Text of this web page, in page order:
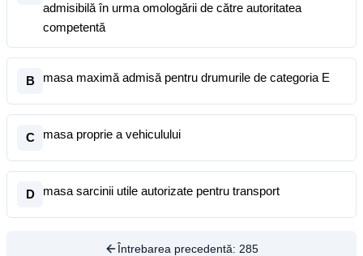
admisibilă în urma omologării de către autoritatea
competentă
B masa maximă admisă pentru drumurile de categoria E
C masa proprie a vehiculului
D masa sarcinii utile autorizate pentru transport
Întrebarea precedentă: 285